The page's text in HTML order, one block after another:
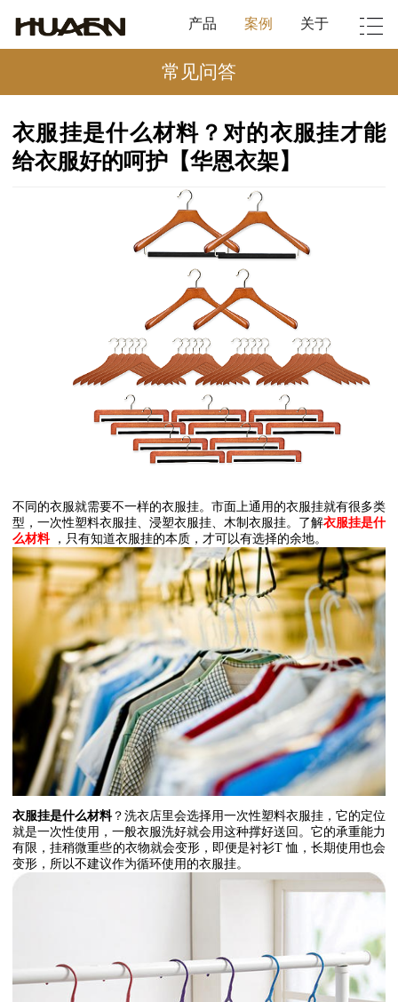
产品 案例 关于
常见问答
衣服挂是什么材料？对的衣服挂才能
给衣服好的呵护【华恩衣架】
不同的衣服就需要不一样的衣服挂。市面上通用的衣服挂就有很多类
型，一次性塑料衣服挂、浸塑衣服挂、木制衣服挂。了解衣服挂是什
么材料
，只有知道衣服挂的本质，才可以有选择的余地。
衣服挂是什么材料？洗衣店里会选择用一次性塑料衣服挂，它的定位
就是一次性使用，一般衣服洗好就会用这种撑好送回。它的承重能力
有限，挂稍微重些的衣物就会变形，即便是衬衫T 恤，长期使用也会
变形，所以不建议作为循环使用的衣服挂。